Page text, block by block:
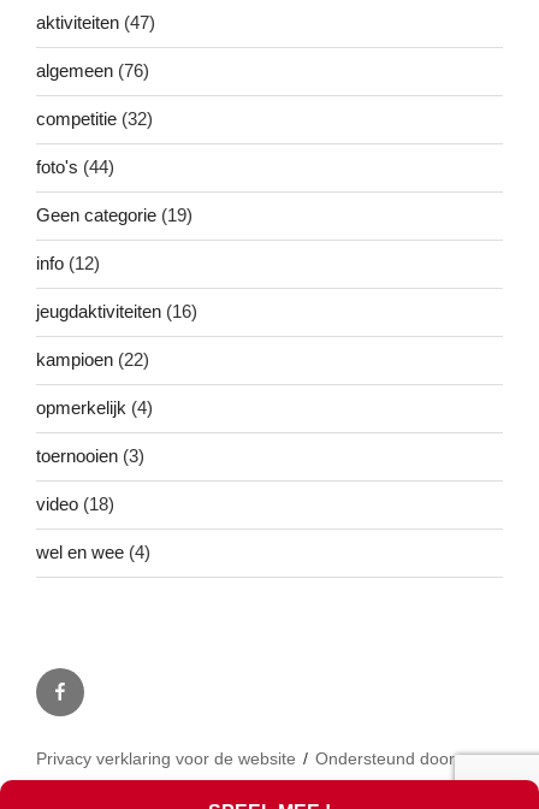
aktiviteiten (47)
algemeen (76)
competitie (32)
foto's (44)
Geen categorie (19)
info (12)
jeugdaktiviteiten (16)
kampioen (22)
opmerkelijk (4)
toernooien (3)
video (18)
wel en wee (4)
Facebook
Privacy verklaring voor de website
Ondersteund door
WordPress